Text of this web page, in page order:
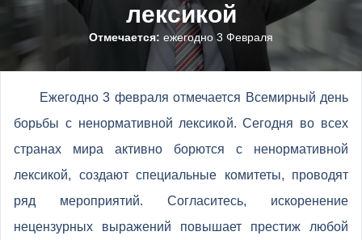
лексикой
Отмечается: ежегодно 3 Февраля
Ежегодно 3 февраля отмечается Всемирный день
борьбы с ненормативной лексикой. Сегодня во всех
странах мира активно борются с ненормативной
лексикой, создают специальные комитеты, проводят
ряд мероприятий. Согласитесь, искоренение
нецензурных выражений повышает престиж любой